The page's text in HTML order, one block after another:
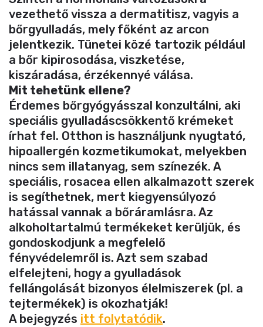
vezethető vissza a dermatitisz, vagyis a
bőrgyulladás, mely főként az arcon
jelentkezik. Tünetei közé tartozik például
a bőr kipirosodása, viszketése,
kiszáradása, érzékennyé válása.
Mit tehetünk ellene?
Érdemes bőrgyógyásszal konzultálni, aki
speciális gyulladáscsökkentő krémeket
írhat fel. Otthon is használjunk nyugtató,
hipoallergén kozmetikumokat, melyekben
nincs sem illatanyag, sem színezék. A
speciális, rosacea ellen alkalmazott szerek
is segíthetnek, mert kiegyensúlyozó
hatással vannak a bőráramlásra. Az
alkoholtartalmú termékeket kerüljük, és
gondoskodjunk a megfelelő
fényvédelemről is. Azt sem szabad
elfelejteni, hogy a gyulladások
fellángolását bizonyos élelmiszerek (pl. a
tejtermékek) is okozhatják!
A bejegyzés itt folytatódik.